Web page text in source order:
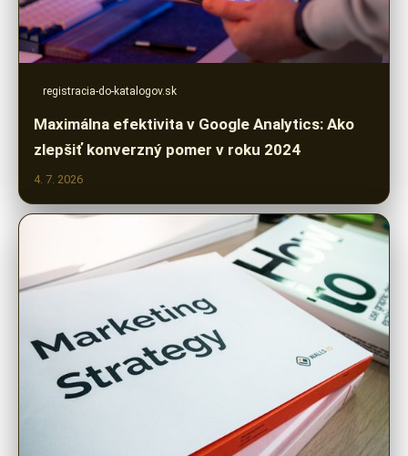
registracia-do-katalogov.sk
Maximálna efektivita v Google Analytics: Ako
zlepšiť konverzný pomer v roku 2024
4. 7. 2026